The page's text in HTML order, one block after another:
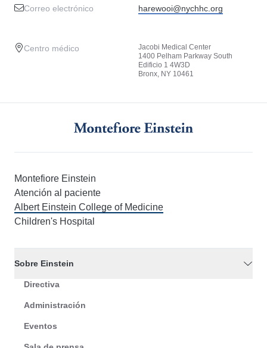
Correo electrónico harewooi@nychhc.org
Centro médico
Jacobi Medical Center
1400 Pelham Parkway South
Edificio 1 4W3D
Bronx, NY 10461
Montefiore Einstein
Atención al paciente
Albert Einstein College of Medicine
Children's Hospital
Sobre Einstein
Directiva
Administración
Eventos